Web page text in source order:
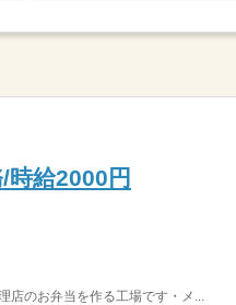
給2000円
店のお弁当を作る工場です・メ...